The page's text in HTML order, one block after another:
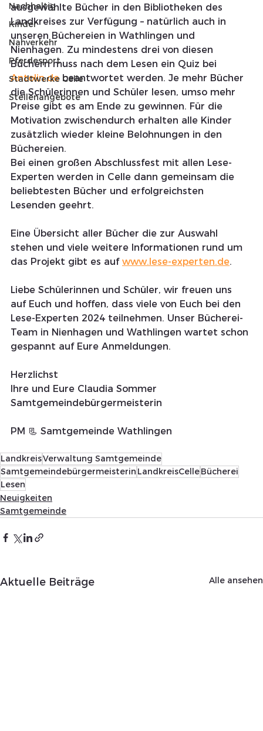
Nachhaltig
Kinder
Nahverkehr
Pferdesport
Stadtwerke Celle
Stellenangebote
ausgewählte Bücher in den Bibliotheken des
Landkreises zur Verfügung – natürlich auch in
unseren Büchereien in Wathlingen und
Nienhagen. Zu mindestens drei von diesen
Büchern muss nach dem Lesen ein Quiz bei
Antolin.de beantwortet werden. Je mehr Bücher
die Schülerinnen und Schüler lesen, umso mehr
Preise gibt es am Ende zu gewinnen. Für die
Motivation zwischendurch erhalten alle Kinder
zusätzlich wieder kleine Belohnungen in den
Büchereien.
Bei einen großen Abschlussfest mit allen Lese-
Experten werden in Celle dann gemeinsam die
beliebtesten Bücher und erfolgreichsten
Lesenden geehrt.
Eine Übersicht aller Bücher die zur Auswahl
stehen und viele weitere Informationen rund um
das Projekt gibt es auf www.lese-experten.de.
Liebe Schülerinnen und Schüler, wir freuen uns
auf Euch und hoffen, dass viele von Euch bei den
Lese-Experten 2024 teilnehmen. Unser Bücherei-
Team in Nienhagen und Wathlingen wartet schon
gespannt auf Eure Anmeldungen.
Herzlichst
Ihre und Eure Claudia Sommer
Samtgemeindebürgermeisterin
PM 📃 Samtgemeinde Wathlingen
LandkreisVerwaltung Samtgemeinde
Samtgemeindebürgermeisterin LandkreisCelleBücherei
Lesen
Neuigkeiten
Samtgemeinde
Aktuelle Beiträge Alle ansehen